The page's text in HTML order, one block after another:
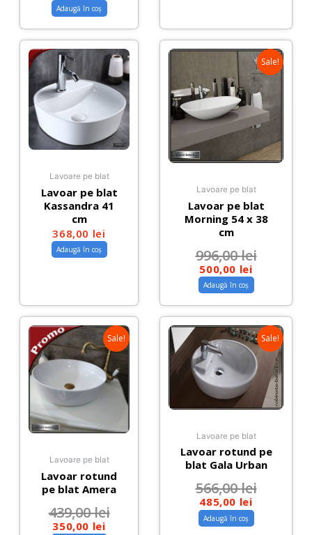
Adaugă în coș
Lavoare pe blat
Lavoar pe blat
Kassandra 41
cm
368,00 lei
Adaugă în coș
Sale!
Lavoare pe blat
Lavoar pe blat
Morning 54 x 38
cm
996,00lei
500,00 lei
Adaugă în coș
Sale!
Lavoare pe blat
Lavoar rotund
pe blat Amera
439,00lei
350,00 lei
Sale!
Lavoare pe blat
Lavoar rotund pe
blat Gala Urban
566,00lei
485,00 lei
Adaugă în coș